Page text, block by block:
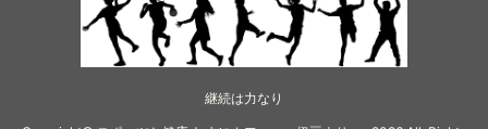
継続は力なり